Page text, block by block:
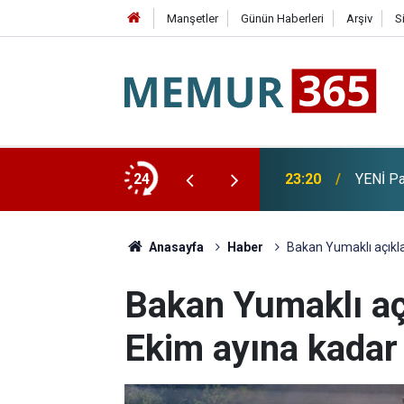
Manşetler Günün Haberleri Arşiv
24
Tutarı Açıklandı 22:56
Anasayfa Haber Bakan Yumaklı
Bakan Yumaklı
Ekim ayına